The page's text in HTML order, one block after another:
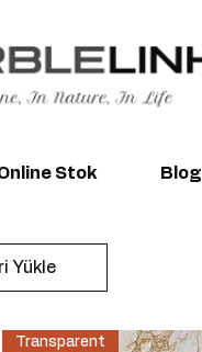
Stok Blog
Yükle
Transparent